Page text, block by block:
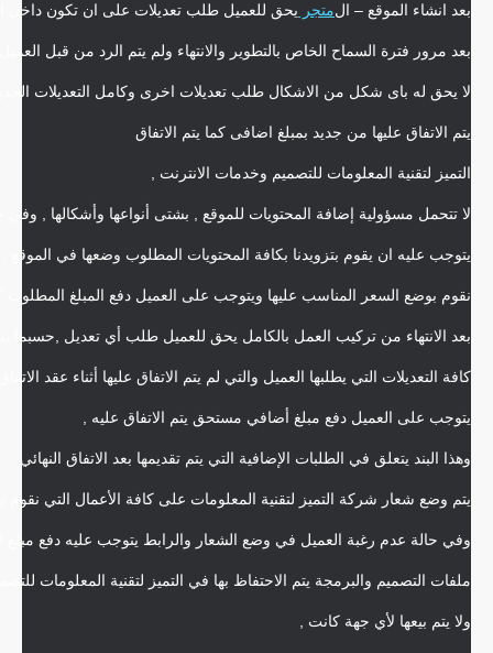
بعد انشاء الموقع – المتجر يحق للعميل طلب تعديلات على ان تكون داخل
بعد مرور فترة السماح الخاص بالتطوير والانتهاء ولم يتم الرد من قبل
لا يحق له باى شكل من الاشكال طلب تعديلات اخرى وكامل التعديلات
يتم الاتفاق عليها من جديد بمبلغ اضافى كما يتم الاتفاق
التميز لتقنية المعلومات للتصميم وخدمات الانترنت ,
لا تتحمل مسؤولية إضافة المحتويات للموقع , بشتى أنواعها وأشكالها ,
يتوجب عليه ان يقوم بتزويدنا بكافة المحتويات المطلوب وضعها في الموقع ,
نقوم بوضع السعر المناسب عليها ويتوجب على العميل دفع المبلغ المطلوب
بعد الانتهاء من تركيب العمل بالكامل يحق للعميل طلب أي تعديل ,حسبما
كافة التعديلات التي يطلبها العميل والتي لم يتم الاتفاق عليها أثناء عقد
يتوجب على العميل دفع مبلغ أضافي مستحق يتم الاتفاق عليه ,
وهذا البند يتعلق في الطلبات الإضافية التي يتم تقديمها بعد الاتفاق النهائي.
يتم وضع شعار شركة التميز لتقنية المعلومات على كافة الأعمال التي نقوم
وفي حالة عدم رغبة العميل في وضع الشعار والرابط يتوجب عليه دفع مبلغ 10% من قيمة العمل .
ملفات التصميم والبرمجة يتم الاحتفاظ بها في التميز لتقنية المعلومات
ولا يتم بيعها لأي جهة كانت ,